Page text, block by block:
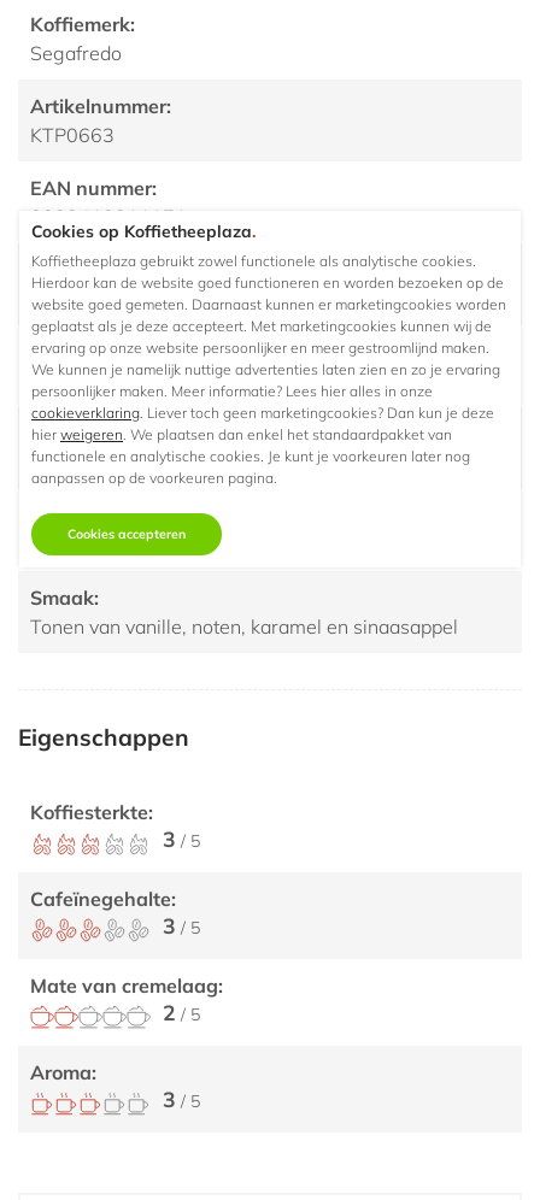
Koffiemerk:
Segafredo
Artikelnummer:
KTP0663
EAN nummer:
8003410311171
Keurmerk:
N.v.t.
Soort:
Mix arabica / robusta
Herkomst/ land:
Brazilië, Costa Rica en Ivoorkust
Branding:
Medium
Smaak:
Tonen van vanille, noten, karamel en sinaasappel
Eigenschappen
Koffiesterkte:
3 / 5
Cafeïnegehalte:
3 / 5
Mate van cremelaag:
2 / 5
Aroma:
3 / 5
Cookies op Koffietheeplaza.
Koffietheeplaza gebruikt zowel functionele als analytische cookies.
Hierdoor kan de website goed functioneren en worden bezoeken op de
website goed gemeten. Daarnaast kunnen er marketingcookies worden
geplaatst als je deze accepteert. Met marketingcookies kunnen wij de
ervaring op onze website persoonlijker en meer gestroomlijnd maken.
We kunnen je namelijk nuttige advertenties laten zien en zo je ervaring
persoonlijker maken. Meer informatie? Lees hier alles in onze
cookieverklaring . Liever toch geen marketingcookies? Dan kun je deze
hier weigeren . We plaatsen dan enkel het standaardpakket van
functionele en analytische cookies. Je kunt je voorkeuren later nog
aanpassen op de voorkeuren pagina.
Cookies accepteren